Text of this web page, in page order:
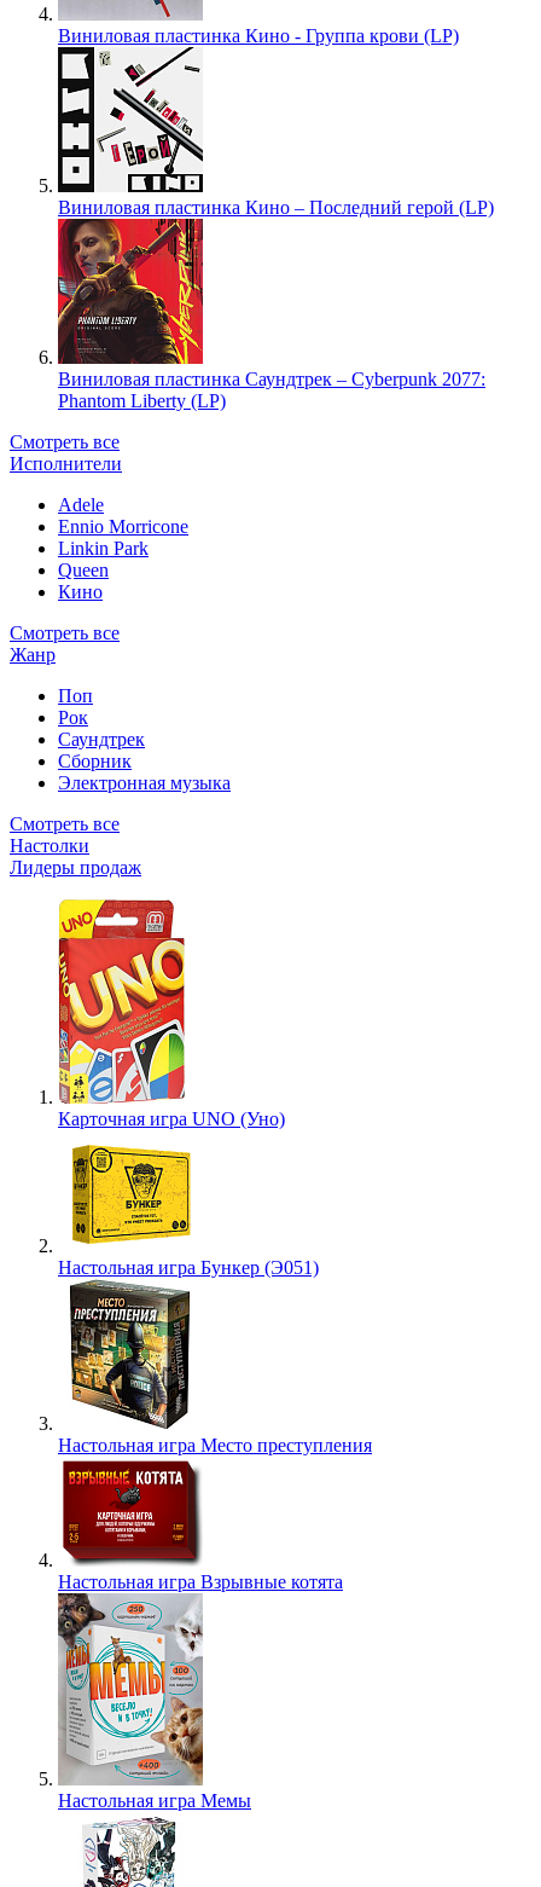
Виниловая пластинка Кино - Группа крови (LP)
Виниловая пластинка Кино – Последний герой (LP)
Виниловая пластинка Саундтрек – Cyberpunk 2077:
Phantom Liberty (LP)
Смотреть все
Исполнители
Adele
Ennio Morricone
Linkin Park
Queen
Кино
Смотреть все
Жанр
Поп
Рок
Саундтрек
Сборник
Электронная музыка
Смотреть все
Настолки
Лидеры продаж
Карточная игра UNO (Уно)
Настольная игра Бункер (Э051)
Настольная игра Место преступления
Настольная игра Взрывные котята
Настольная игра Мемы